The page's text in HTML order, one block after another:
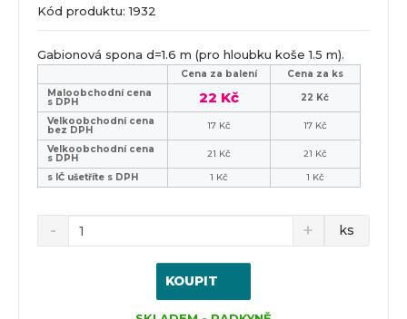
Kód produktu: 1932
Gabionová spona d=1.6 m (pro hloubku koše 1.5 m).
Cena za balení
Cena za ks
Maloobchodní cena
s DPH 22 Kč
22 Kč
Velkoobchodní cena
bez DPH 17 Kč
17 Kč
Velkoobchodní cena
s DPH 21 Kč
21 Kč
s IČ ušetříte s DPH
1 Kč 1 Kč
ks
KOUPIT